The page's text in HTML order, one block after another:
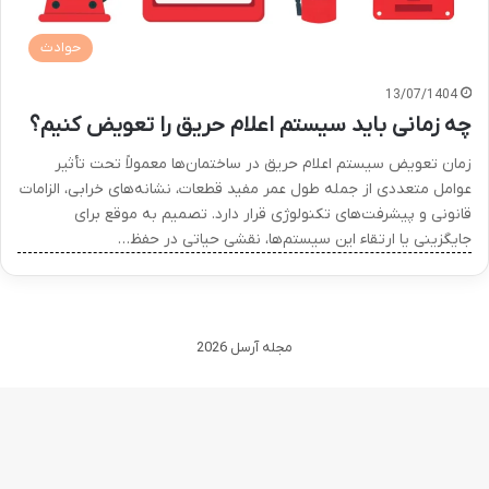
حوادث
13/07/1404
چه زمانی باید سیستم اعلام حریق را تعویض کنیم؟
زمان تعویض سیستم اعلام حریق در ساختمان‌ها معمولاً تحت تأثیر
عوامل متعددی از جمله طول عمر مفید قطعات، نشانه‌های خرابی، الزامات
قانونی و پیشرفت‌های تکنولوژی قرار دارد. تصمیم به موقع برای
جایگزینی یا ارتقاء این سیستم‌ها، نقشی حیاتی در حفظ…
مجله آرسل 2026